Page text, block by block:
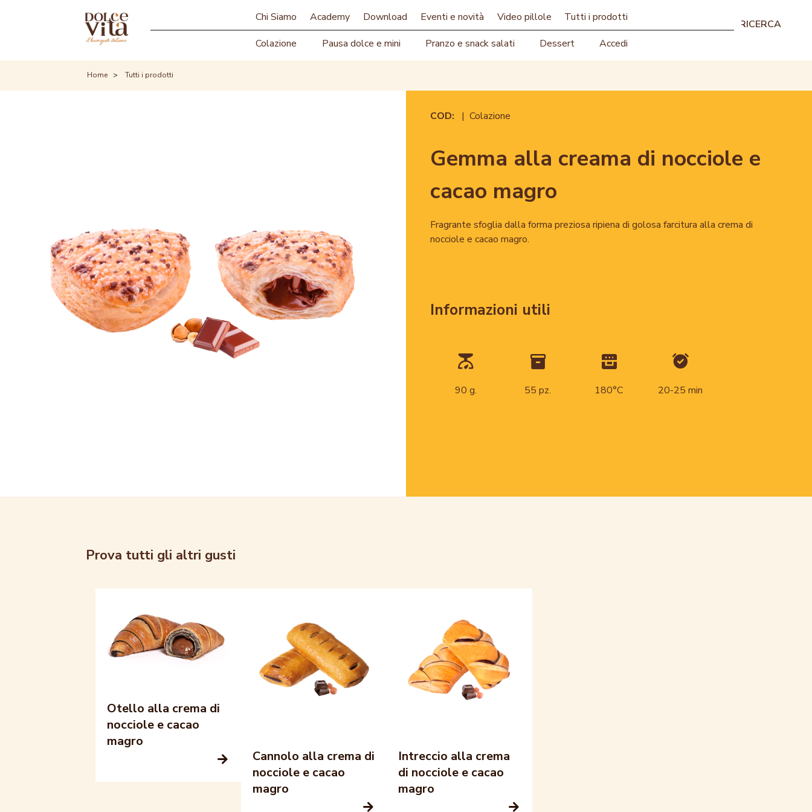
Chi Siamo Academy Download Eventi e novità Video pillole
Tutti i prodotti
Colazione
Pausa dolce e mini Pranzo e snack salati Dessert Accedi
RICERCA
Home Tutti i prodotti
COD: | Colazione
Gemma alla creama di nocciole e
cacao magro
Fragrante sfoglia dalla forma preziosa ripiena di golosa farcitura alla crema di
nocciole e cacao magro.
Informazioni utili
90 g. 55 pz. 180°C 20-25 min
Prova tutti gli altri gusti
Otello alla crema di
nocciole e cacao
magro
Cannolo alla crema di
nocciole e cacao
magro
Intreccio alla crema
di nocciole e cacao
magro